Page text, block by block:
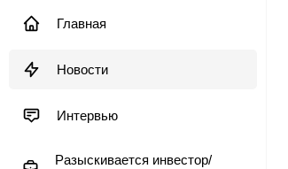
Главная
Новости
Интервью
Разыскивается инвестор/